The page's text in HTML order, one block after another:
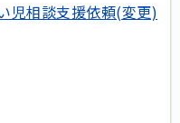
児相談支援依頼(変更)